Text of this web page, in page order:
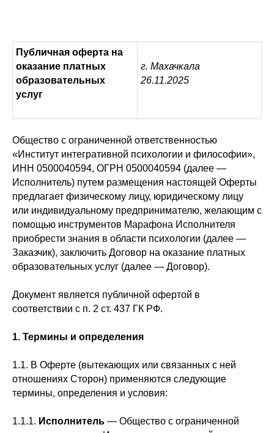
Публичная оферта на
оказание платных
образовательных
услуг
г. Махачкала
26.11.2025
Общество с ограниченной ответственностью
«Институт интегративной психологии и философии»,
ИНН 0500040594, ОГРН 0500040594 (далее —
Исполнитель) путем размещения настоящей Оферты
предлагает физическому лицу, юридическому лицу
или индивидуальному предпринимателю, желающим с
помощью инструментов Марафона Исполнителя
приобрести знания в области психологии (далее —
Заказчик), заключить Договор на оказание платных
образовательных услуг (далее — Договор).
Документ является публичной офертой в
соответствии с п. 2 ст. 437 ГК РФ.
1. Термины и определения
1.1. В Оферте (вытекающих или связанных с ней
отношениях Сторон) применяются следующие
термины, определения и условия:
1.1.1. Исполнитель — Общество с ограниченной